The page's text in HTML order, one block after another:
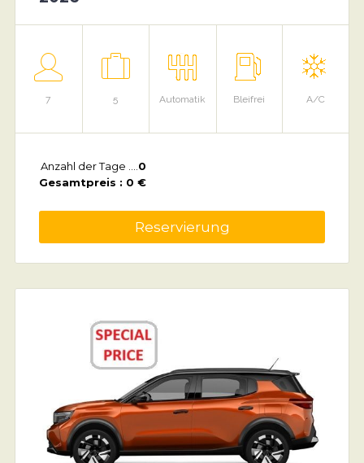
7 5 Automatik Bleifrei A/C
Anzahl der Tage .... 0
Gesamtpreis : 0 €
Reservierung